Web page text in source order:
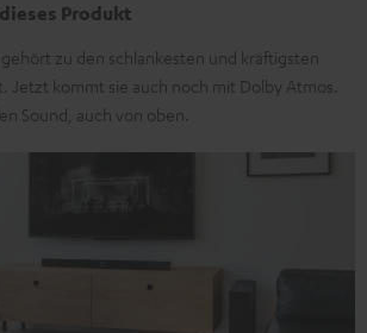
Produkt
gehört zu den schlankesten und kräftigsten
Jetzt kommt sie auch noch mit Dolby Atmos.
Sound, auch von oben.